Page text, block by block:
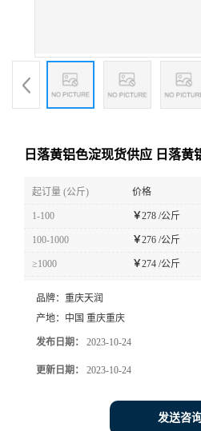
日落黄铝色淀现货供应 日落黄
起订量 (公斤) 价格
1-100 ￥278 /公斤
100-1000 ￥276 /公斤
≥1000 ￥274 /公斤
品牌： 重庆天润
产地： 中国 重庆重庆
发布日期： 2023-10-24
更新日期： 2023-10-24
发送咨